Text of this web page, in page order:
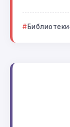
Библиотеки